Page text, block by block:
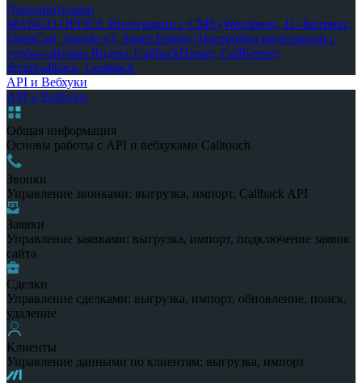
Дополнительно
MANGO OFFICE Интеграции с CMS (Wordpress, 1С-Битрикс,
OpenCart, Joomla v3, Smart Engine) Настройка интеграции с
турбо-сайтами Яндекс CallbackHunter, CallKeeper,
Smartcallback, Leadback
API и Вебхуки
API и Вебхуки
Общая информация
Основы работы с API и вебхуками Calltouch
Звонки
Управление звонками: выгрузка, импорт, Callback API
Заявки
Управление заявками: выгрузка, импорт, подключение заявок
сайта
Сделки
Управление сделками: выгрузка, импорт, обновление, поиск,
удаление
Клиенты
Управление данными по клиентам: выгрузка, импорт